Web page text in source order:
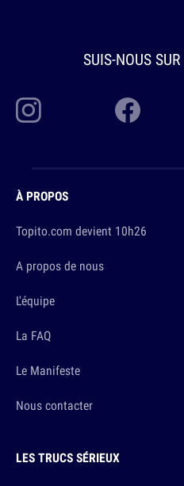
SUIS-NOUS SUR
À PROPOS
Topito.com devient 10h26
A propos de nous
L'équipe
La FAQ
Le Manifeste
Nous contacter
LES TRUCS SÉRIEUX